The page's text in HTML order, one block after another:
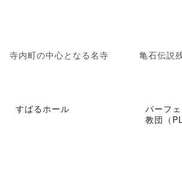
寺内町の中心となる名寺 亀石伝説
すばるホール
パーフ
教団（PL